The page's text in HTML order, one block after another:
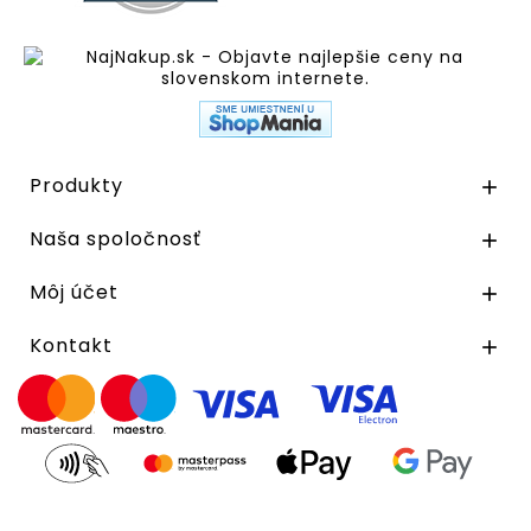
Produkty 
Naša spoločnosť 
Môj účet 
Kontakt 